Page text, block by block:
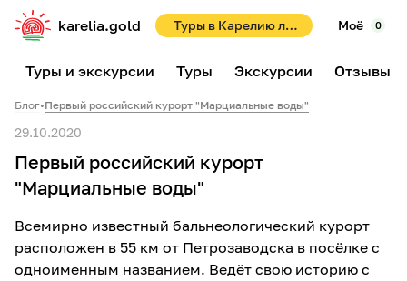
karelia.gold Туры в Карелию летом 2026! Раннее бронирование со скидками до 10%! Моё 0
Туры и экскурсии Туры Экскурсии Отзывы
Блог•Первый российский курорт "Марциальные воды"
29.10.2020
Первый российский курорт
"Марциальные воды"
Всемирно известный бальнеологический курорт
расположен в 55 км от Петрозаводска в посёлке с
одноименным названием. Ведёт свою историю с